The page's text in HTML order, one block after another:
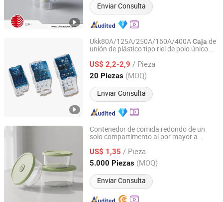
Enviar Consulta
Ukk80A/125A/250A/160A/400ACaja de
unión de plástico tipo riel de polo único
US$ 2,2-2,9 / Pieza
20 Piezas (MOQ)
Enviar Consulta
Jiangxi Huntec Electrical Technology Co., Ltd.
Jiangxi, China Desde 2025
Contenedor de comida redondo de un
solo compartimento al por mayor a
microondas,cajade almuerzo de vidrio
para comidas de gimnasio
US$ 1,35 / Pieza
5.000 Piezas (MOQ)
Enviar Consulta
Xuzhou Jianmei Glass Products Co., Ltd.
Jiangsu, China Desde 2026